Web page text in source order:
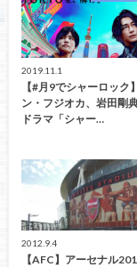
2019.11.1
【#月9でシャーロック
ン・フジオカ、岩田剛
ドラマ「シャー…
2012.9.4
【AFC】アーセナル